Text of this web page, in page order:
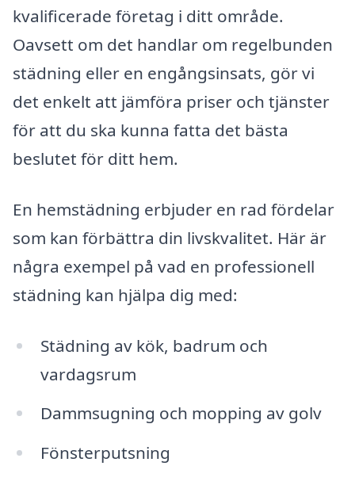
kvalificerade företag i ditt område.
Oavsett om det handlar om regelbunden
städning eller en engångsinsats, gör vi
det enkelt att jämföra priser och tjänster
för att du ska kunna fatta det bästa
beslutet för ditt hem.
En hemstädning erbjuder en rad fördelar
som kan förbättra din livskvalitet. Här är
några exempel på vad en professionell
städning kan hjälpa dig med:
Städning av kök, badrum och
vardagsrum
Dammsugning och mopping av golv
Fönsterputsning